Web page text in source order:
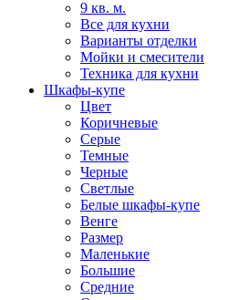
9 кв. м.
Все для кухни
Варианты отделки
Мойки и смесители
Техника для кухни
Шкафы-купе
Цвет
Коричневые
Серые
Темные
Черные
Светлые
Белые шкафы-купе
Венге
Размер
Маленькие
Большие
Средние